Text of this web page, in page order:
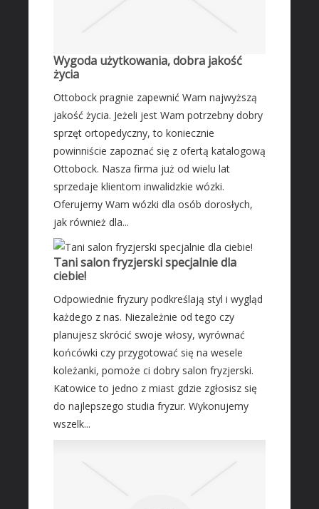
SOFTWARE
Oprogramowanie
Strony Internetowe
KONTAKT
Wygoda użytkowania, dobra jakość
życia
Ottobock pragnie zapewnić Wam najwyższą
jakość życia. Jeżeli jest Wam potrzebny dobry
sprzęt ortopedyczny, to koniecznie
powinniście zapoznać się z ofertą katalogową
Ottobock. Nasza firma już od wielu lat
sprzedaje klientom inwalidzkie wózki.
Oferujemy Wam wózki dla osób dorosłych,
jak również dla...
Tani salon fryzjerski specjalnie dla
ciebie!
Odpowiednie fryzury podkreślają styl i wygląd
każdego z nas. Niezależnie od tego czy
planujesz skrócić swoje włosy, wyrównać
końcówki czy przygotować się na wesele
koleżanki, pomoże ci dobry salon fryzjerski.
Katowice to jedno z miast gdzie zgłosisz się
do najlepszego studia fryzur. Wykonujemy
wszelk...